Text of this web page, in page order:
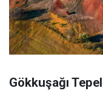
Gökkuşağı